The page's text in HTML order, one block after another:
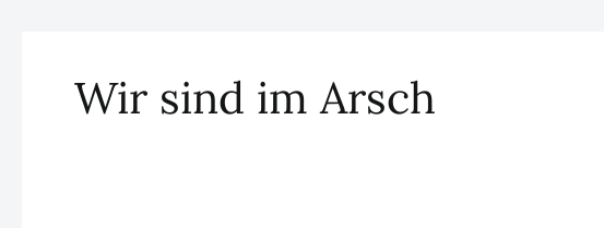
Wir sind im Arsch